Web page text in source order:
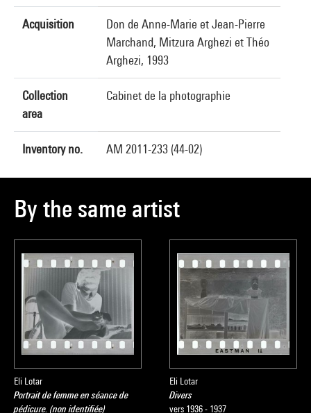
Acquisition
Don de Anne-Marie et Jean-Pierre
Marchand, Mitzura Arghezi et Théo
Arghezi, 1993
Collection
area
Cabinet de la photographie
Inventory no. AM 2011-233 (44-02)
By the same artist
Eli Lotar
Portrait de femme en séance de
pédicure. (non identifiée)
Eli Lotar
Divers
vers 1936 - 1937